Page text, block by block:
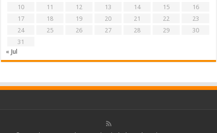
10
11 12 13 14 15
16
17
18 19 20 21 22
23
24
25 26 27 28 29
30
31
« Jul